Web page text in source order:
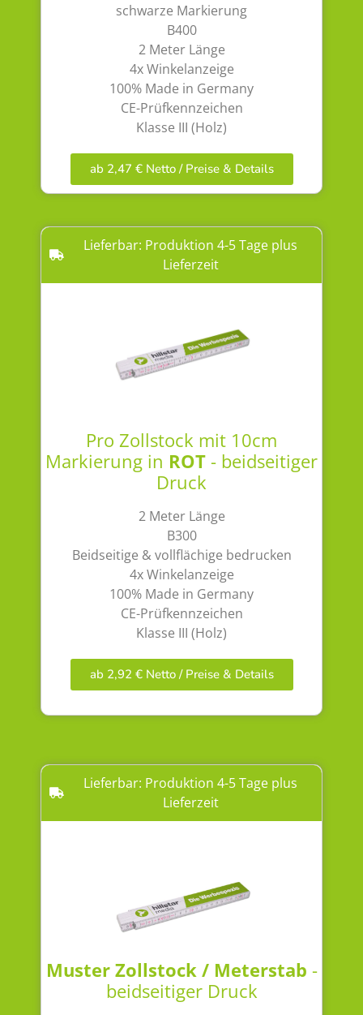
schwarze Markierung
B400
2 Meter Länge
4x Winkelanzeige
100% Made in Germany
CE-Prüfkennzeichen
Klasse III (Holz)
ab 2,47 € Netto / Preise & Details
Lieferbar: Produktion 4-5 Tage plus
Lieferzeit
Pro Zollstock mit 10cm
Markierung in ROT- beidseitiger
Druck
2 Meter Länge
B300
Beidseitige & vollflächige bedrucken
4x Winkelanzeige
100% Made in Germany
CE-Prüfkennzeichen
Klasse III (Holz)
ab 2,92 € Netto / Preise & Details
Lieferbar: Produktion 4-5 Tage plus
Lieferzeit
Muster Zollstock / Meterstab -
beidseitiger Druck